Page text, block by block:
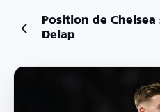
Position de
Delap